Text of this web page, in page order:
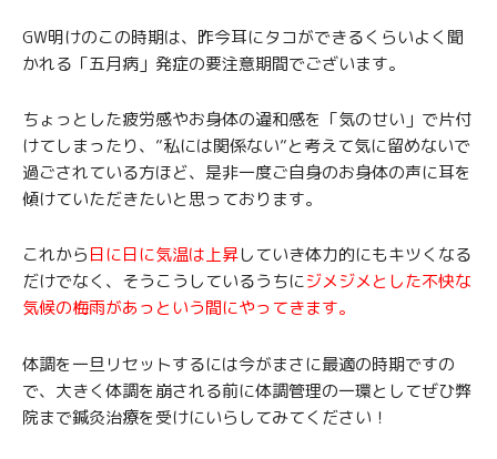
GW明けのこの時期は、昨今耳にタコができるくらいよく聞
かれる「五月病」発症の要注意期間でございます。
ちょっとした疲労感やお身体の違和感を「気のせい」で片付
けてしまったり、”私には関係ない”と考えて気に留めないで
過ごされている方ほど、是非一度ご自身のお身体の声に耳を
傾けていただきたいと思っております。
これから日に日に気温は上昇していき体力的にもキツくなる
だけでなく、そうこうしているうちにジメジメとした不快な
気候の梅雨があっという間にやってきます。
体調を一旦リセットするには今がまさに最適の時期ですの
で、大きく体調を崩される前に体調管理の一環としてぜひ弊
院まで鍼灸治療を受けにいらしてみてください！